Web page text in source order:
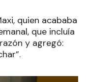
quien acababa
que incluía
y agregó: